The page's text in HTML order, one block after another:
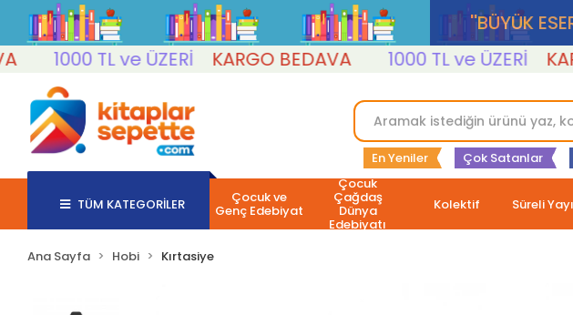
''BÜYÜK
1000 TL ve ÜZERİ
KARGO BEDAVA 1000 TL ve ÜZERİ
En Yeniler Çok Satanlar
TÜM KATEGORİLER Çocuk ve
Genç Edebiyat
Çocuk
Çağdaş
Dünya
Edebiyatı
Kolektif Süreli
Ana Sayfa Hobi Kırtasiye